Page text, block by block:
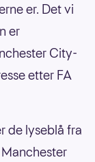
er. Det vi
er
City-
etter FA
de lyseblå fra